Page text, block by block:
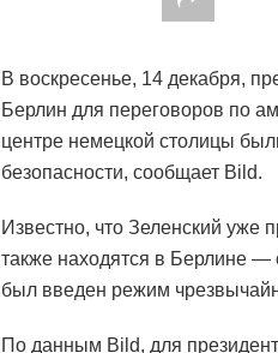
В воскресенье, 14 декабря,
Берлин для переговоров по
центре немецкой столицы
безопасности, сообщает Bild.
Известно, что Зеленский уже
также находятся в Берлине
был введен режим
По данным Bild, для